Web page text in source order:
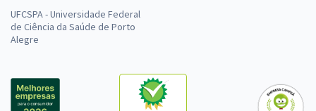
UFCSPA - Universidade Federal
de Ciência da Saúde de Porto
Alegre